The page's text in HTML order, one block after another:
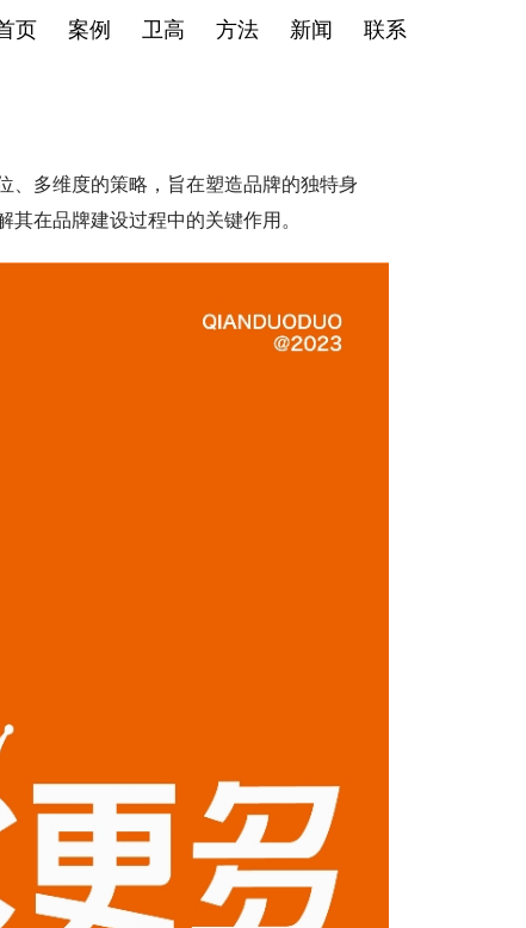
页 案例 卫高 方法 新闻 联系
、多维度的策略，旨在塑造品牌的独特身
在品牌建设过程中的关键作用。